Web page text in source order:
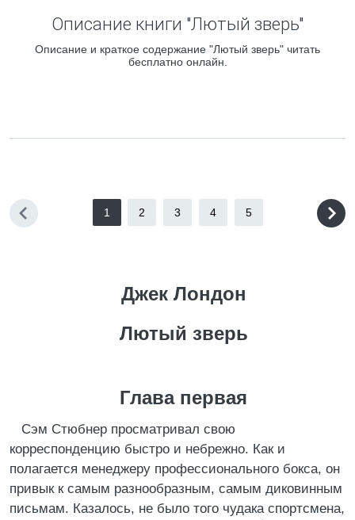
Описание книги "Лютый зверь"
Описание и краткое содержание "Лютый зверь" читать
бесплатно онлайн.
1 2 3 4 5
Джек Лондон
Лютый зверь
Глава первая
Сэм Стюбнер просматривал свою
корреспонденцию быстро и небрежно. Как и
полагается менеджеру профессионального бокса, он
привык к самым разнообразным, самым диковинным
письмам. Казалось, не было того чудака спортсмена,